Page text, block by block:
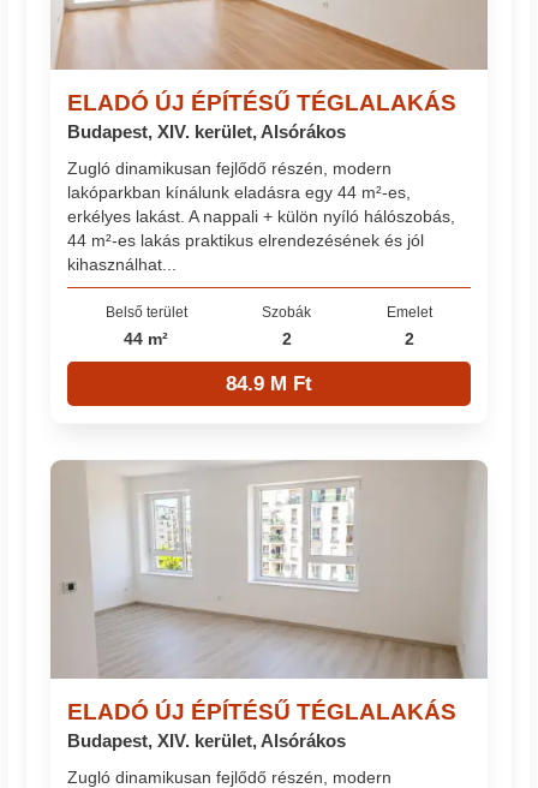
ELADÓ ÚJ ÉPÍTÉSŰ TÉGLALAKÁS
Budapest, XIV. kerület, Alsórákos
Zugló dinamikusan fejlődő részén, modern
lakóparkban kínálunk eladásra egy 44 m²-es,
erkélyes lakást. A nappali + külön nyíló hálószobás,
44 m²-es lakás praktikus elrendezésének és jól
kihasználhat...
Belső terület
44 m²
Szobák
2
Emelet
2
84.9 M Ft
ELADÓ ÚJ ÉPÍTÉSŰ TÉGLALAKÁS
Budapest, XIV. kerület, Alsórákos
Zugló dinamikusan fejlődő részén, modern